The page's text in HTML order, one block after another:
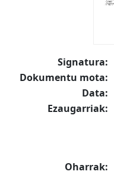
Signatura:
Dokumentu mota:
Data:
Ezaugarriak:
Oharrak: